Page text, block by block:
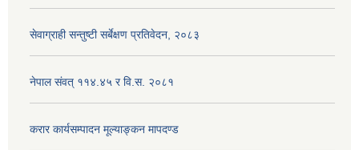
सेवाग्राही सन्तुष्टी सर्बेक्षण प्रतिवेदन, २०८३
नेपाल संवत् ११४.४५ र वि.स. २०८१
करार कार्यसम्पादन मूल्याङ्कन मापदण्ड